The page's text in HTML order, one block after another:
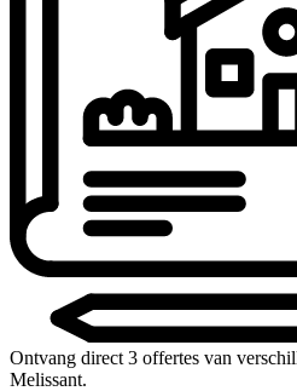
Ontvang direct 3 offertes van
Melissant.